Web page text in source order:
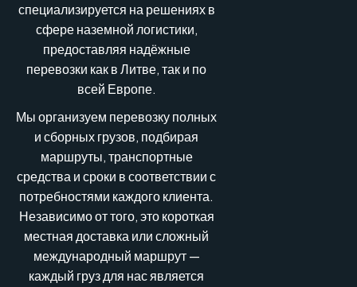
специализируется на решениях в
сфере наземной логистики,
предоставляя надёжные
перевозки как в Литве, так и по
всей Европе.
Мы организуем перевозку полных
и сборных грузов, подбирая
маршруты, транспортные
средства и сроки в соответствии с
потребностями каждого клиента.
Независимо от того, это короткая
местная доставка или сложный
международный маршрут —
каждый груз для нас является